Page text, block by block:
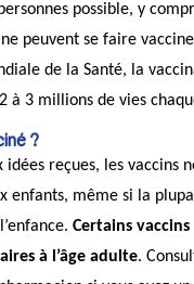
possible, y
peuvent se faire
de la Santé, la
à 3 millions de vies
?
reçues, les vaccins
enfants, même si la
Certains
à l’âge adulte.